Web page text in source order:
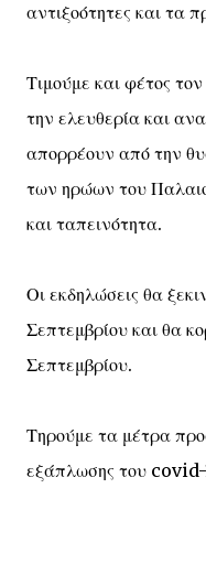
αντιξοότητες και τα
Τιμούμε και φέτος
την ελευθερία και
απορρέουν από την
των ηρώων του
και ταπεινότητα.
Οι εκδηλώσεις θα
Σεπτεμβρίου και θα
Σεπτεμβρίου.
Τηρούμε τα μέτρα
εξάπλωσης του covid-